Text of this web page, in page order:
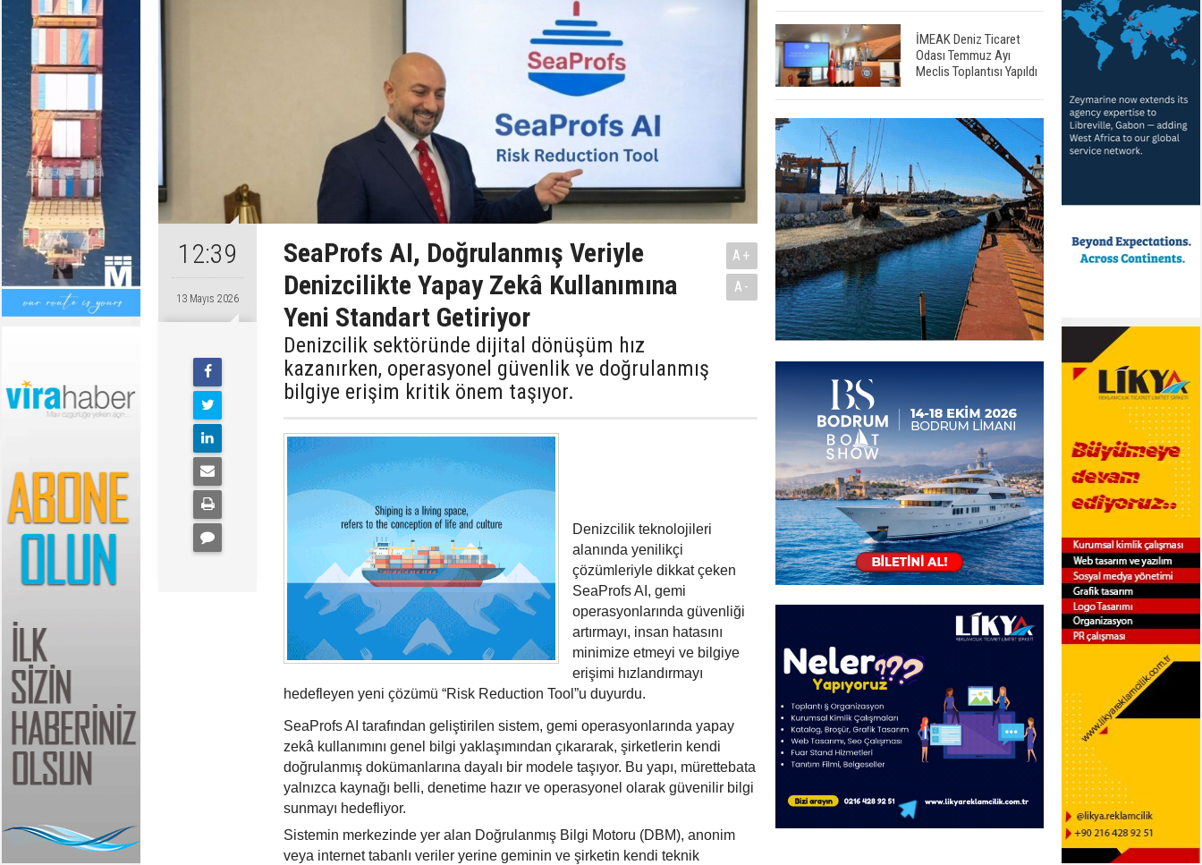
12:39
13 Mayıs 2026
SeaProfs AI, Doğrulanmış Veriyle
Denizcilikte Yapay Zekâ Kullanımına
Yeni Standart Getiriyor
Denizcilik sektöründe dijital dönüşüm hız
kazanırken, operasyonel güvenlik ve doğrulanmış
bilgiye erişim kritik önem taşıyor.
A+
A-
Denizcilik teknolojileri
alanında yenilikçi
çözümleriyle dikkat çeken
SeaProfs AI, gemi
operasyonlarında güvenliği
artırmayı, insan hatasını
minimize etmeyi ve bilgiye
erişimi hızlandırmayı
hedefleyen yeni çözümü “Risk Reduction Tool ”u duyurdu.
SeaProfs AI tarafından geliştirilen sistem, gemi operasyonlarında yapay
zekâ kullanımını genel bilgi yaklaşımından çıkararak, şirketlerin kendi
doğrulanmış dokümanlarına dayalı bir modele taşıyor. Bu yapı, mürettebata
yalnızca kaynağı belli, denetime hazır ve operasyonel olarak güvenilir bilgi
sunmayı hedefliyor.
Sistemin merkezinde yer alan Doğrulanmış Bilgi Motoru (DBM), anonim
veya internet tabanlı veriler yerine geminin ve şirketin kendi teknik
İMEAK Deniz Ticaret
Odası Temmuz Ayı
Meclis Toplantısı Yapıldı